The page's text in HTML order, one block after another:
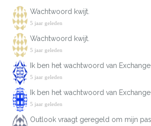
Wachtwoord kwijt.
5 jaar geleden
Wachtwoord kwijt.
5 jaar geleden
Ik ben het wachtwoord van
5 jaar geleden
Ik ben het wachtwoord van
5 jaar geleden
Outlook vraagt geregeld om mijn